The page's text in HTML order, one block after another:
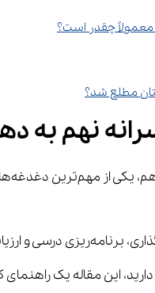
معمولاً چقدر است؟
نهم به
آن‌ها، اطلاع از